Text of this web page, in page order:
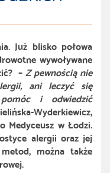
Już blisko połowa
wywoływane
–Z pewnością nie
ani leczyć się
i odwiedzić
Wyderkiewicz,
Medyceusz w Łodzi.
alergii oraz jej
można także